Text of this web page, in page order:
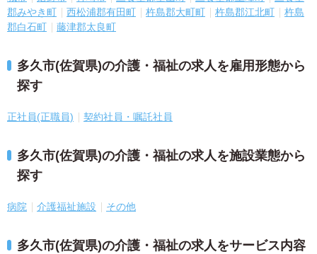
郡みやき町
西松浦郡有田町 杵島郡大町町 杵島郡江北町
杵島
郡白石町
藤津郡太良町
多久市(佐賀県)の介護・福祉の求人を雇用形態から
探す
正社員(正職員) 契約社員・嘱託社員
多久市(佐賀県)の介護・福祉の求人を施設業態から
探す
病院 介護福祉施設 その他
多久市(佐賀県)の介護・福祉の求人をサービス内容